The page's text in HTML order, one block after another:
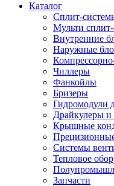
Каталог
Сплит-
Мульти
Внутренние
Наружные
Чиллеры
Фанкойлы
Бризеры
Гидромодули
Драйкулеры
Крышные
Системы
Тепловое
Запчасти